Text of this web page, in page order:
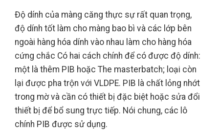
Độ dính của màng căng thực sự rất quan trọng,
độ dính tốt làm cho màng bao bì và các lớp bên
ngoài hàng hóa dính vào nhau làm cho hàng hóa
cứng chắc Có hai cách chính để có được độ dính:
một là thêm PIB hoặc The masterbatch; loại còn
lại được pha trộn với VLDPE. PIB là chất lỏng nhớt
trong mờ và cần có thiết bị đặc biệt hoặc sửa đổi
thiết bị để bổ sung trực tiếp. Nói chung, các lô
chính PIB được sử dụng.